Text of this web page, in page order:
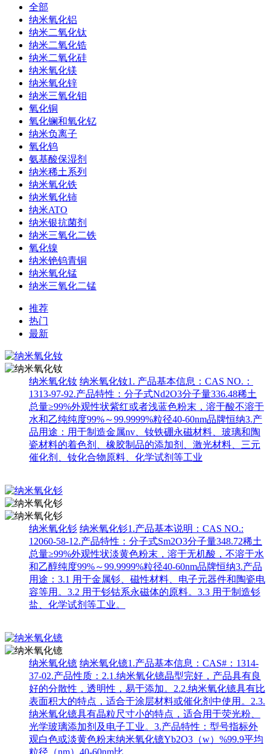
全部
纳米氧化铝
纳米二氧化钛
纳米二氧化锆
纳米二氧化硅
纳米氧化镁
纳米氧化锌
纳米三氧化钼
氧化铜
氧化镧和氧化钇
纳米负离子
氧化钨
氨基酸保湿剂
纳米稀土系列
纳米氧化铁
纳米氧化铈
纳米ATO
纳米银抗菌剂
纳米三氧化二铁
氧化镍
纳米铯钨青铜
纳米氧化锰
纳米三氧化二锰
推荐
热门
最新
纳米氧化钕 纳米氧化钕1. 产品基本信息：CAS NO.：
1313-97-92.产品特性：分子式Nd2O3分子量336.48稀土
总量≥99%外观性状紫红或者浅蓝色粉末，溶于酸不溶于
水和乙纯纯度99%～99.9999%粒径40-60nm品牌恒纳3.产
品用途：用于制造金属nv、钕铁硼永磁材料、玻璃和陶
瓷材料的着色剂、橡胶制品的添加剂、激光材料、三元
催化剂、钕化合物原料、化学试剂等工业
纳米氧化钐 纳米氧化钐1.产品基本说明：CAS NO.:
12060-58-12.产品特性：分子式Sm2O3分子量348.72稀土
总量≥99%外观性状淡黄色粉末，溶于无机酸，不溶于水
和乙醇纯度99%～99.9999%粒径40-60nm品牌恒纳3.产品
用途：3.1 用于金属钐、磁性材料、电子元器件和陶瓷电
容等用。3.2 用于钐钴系永磁体的原料。3.3 用于制造钐
盐、化学试剂等工业。
纳米氧化镱 纳米氧化镱1.产品基本信息：CAS#：1314-
37-02.产品性质：2.1.纳米氧化镱晶型完好，产品具有良
好的分散性，透明性，易于添加。2.2.纳米氧化镱具有比
表面积大的特点，适合于涂层材料或催化剂中使用。2.3.
纳米氧化镱具有晶粒尺寸小的特点，适合用于荧光粉、
光学玻璃添加剂及电子工业。3.产品特性：型号指标外
观白色或淡黄色粉末纳米氧化镱Yb2O3（w）%99.9平均